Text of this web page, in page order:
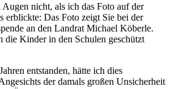
Augen nicht, als ich das Foto auf der
erblickte: Das Foto zeigt Sie bei der
an den Landrat Michael Köberle.
die Kinder in den Schulen geschützt
entstanden, hätte ich dies
der damals großen Unsicherheit